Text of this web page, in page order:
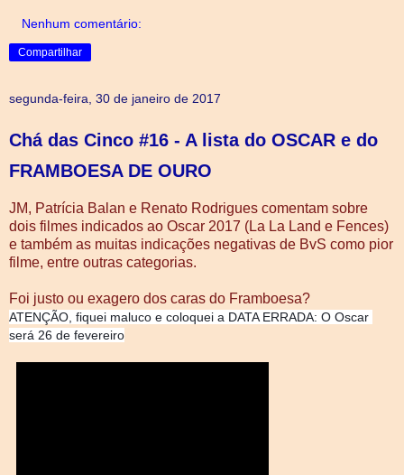
Nenhum comentário:
Compartilhar
segunda-feira, 30 de janeiro de 2017
Chá das Cinco #16 - A lista do OSCAR e do
FRAMBOESA DE OURO
JM, Patrícia Balan e Renato Rodrigues comentam sobre
dois filmes indicados ao Oscar 2017 (La La Land e Fences)
e também as muitas indicações negativas de BvS como pior
filme, entre outras categorias.
Foi justo ou exagero dos caras do Framboesa?
ATENÇÃO, fiquei maluco e coloquei a DATA ERRADA: O Oscar
será 26 de fevereiro